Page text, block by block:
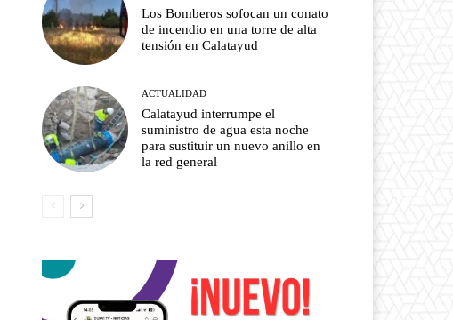
Los Bomberos sofocan un conato
de incendio en una torre de alta
tensión en Calatayud
ACTUALIDAD
Calatayud interrumpe el
suministro de agua esta noche
para sustituir un nuevo anillo en
la red general